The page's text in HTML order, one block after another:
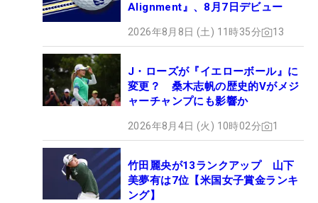
Alignment』、8月7日デビュー
2026年8月8日 (土) 11時35分 13
J・ローズが『イエローボール』に
変更？ 桑木志帆の歴史的Vがメジ
ャーチャンプにも影響か
2026年8月4日 (火) 10時02分 1
竹田麗央が13ランクアップ 山下
美夢有は7位【米国女子賞金ランキ
ング】